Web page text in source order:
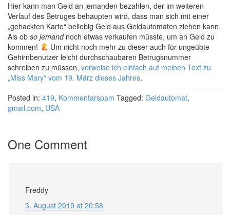
Hier kann man Geld an jemanden bezahlen, der im weiteren
Verlauf des Betruges behaupten wird, dass man sich mit einer
„gehackten Karte“ beliebig Geld aus Geldautomaten ziehen kann.
Als ob so jemandnoch etwas verkaufen müsste, um an Geld zu
kommen!
Um nicht noch mehr zu dieser auch für ungeübte
Gehirnbenutzer leicht durchschaubaren Betrugsnummer
schreiben zu müssen, verweise ich einfach auf meinen Text zu
„Miss Mary“ vom 19. März dieses Jahres.
Posted in: 419, Kommentarspam Tagged: Geldautomat,
gmail.com, USA
One Comment
Freddy
3. August 2019 at 20:58